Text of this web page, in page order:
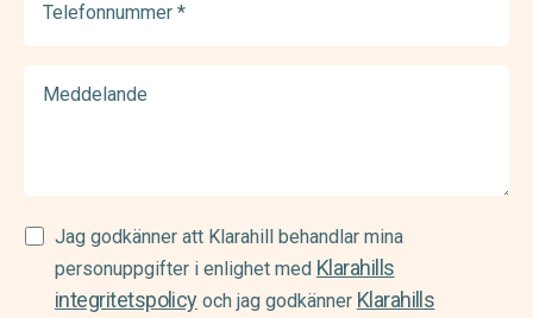
(Required)
Samtycke
(Required)
Jag godkänner att Klarahill behandlar mina
personuppgifter i enlighet med Klarahills
integritetspolicyoch jag godkänner Klarahills